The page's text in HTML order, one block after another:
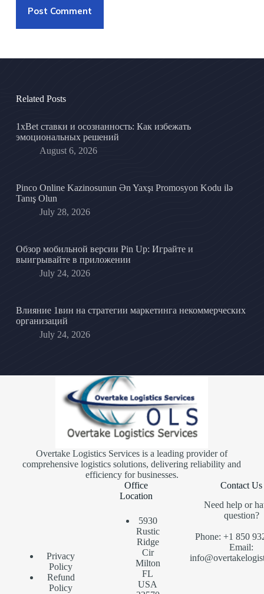
Post Comment
Related Posts
1xBet ставки и осознанность: Как избежать
эмоциональных решений
August 6, 2026
Pinco Online Kazinosunun Ən Yaxşı Promosyon Kodu ilə
Tanış Olun
July 28, 2026
Обзор мобильной версии Pin Up: Играйте и
выигрывайте в приложении
July 24, 2026
Влияние 1вин на стратегии маркетинга некоммерческих
организаций
July 24, 2026
Overtake Logistics Services is a leading provider of
comprehensive logistics solutions, delivering reliability and
efficiency for businesses.
Privacy
Policy
Refund
Policy
Office
Location
5930
Rustic
Ridge
Cir
Milton
FL
USA
Contact Us
Need help or
question?
Phone: +1 850
Email: